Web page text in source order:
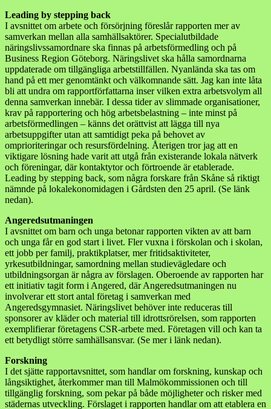
Leading by stepping back
I avsnittet om arbete och försörjning föreslår rapporten mer av
samverkan mellan alla samhällsaktörer. Specialutbildade
näringslivssamordnare ska finnas på arbetsförmedling och på
Business Region Göteborg. Näringslivet ska hålla samordnarna
uppdaterade om tillgängliga arbetstillfällen. Nyanlända ska tas om
hand på ett mer genomtänkt och välkomnande sätt. Jag kan inte låta
bli att undra om rapportförfattarna inser vilken extra arbetsvolym all
denna samverkan innebär. I dessa tider av slimmade organisationer,
krav på rapportering och hög arbetsbelastning – inte minst på
arbetsförmedlingen – känns det orättvist att lägga till nya
arbetsuppgifter utan att samtidigt peka på behovet av
omprioriteringar och resursfördelning. Återigen tror jag att en
viktigare lösning hade varit att utgå från existerande lokala nätverk
och föreningar, där kontaktytor och förtroende är etablerade.
Leading by stepping back, som några forskare från Skåne så riktigt
nämnde på lokalekonomidagen i Gårdsten den 25 april. (Se länk
nedan).
Angeredsutmaningen
I avsnittet om barn och unga betonar rapporten vikten av att barn
och unga får en god start i livet. Fler vuxna i förskolan och i skolan,
ett jobb per familj, praktikplatser, mer fritidsaktiviteter,
yrkesutbildningar, samordning mellan studievägledare och
utbildningsorgan är några av förslagen. Oberoende av rapporten har
ett initiativ tagit form i Angered, där Angeredsutmaningen nu
involverar ett stort antal företag i samverkan med
Angeredsgymnasiet. Näringslivet behöver inte reduceras till
sponsorer av kläder och material till idrottsrörelsen, som rapporten
exemplifierar företagens CSR-arbete med. Företagen vill och kan ta
ett betydligt större samhällsansvar. (Se mer i länk nedan).
Forskning
I det sjätte rapportavsnittet, som handlar om forskning, kunskap och
långsiktighet, återkommer man till Malmökommissionen och till
tillgänglig forskning, som pekar på både möjligheter och risker med
städernas utveckling. Förslaget i rapporten handlar om att etablera en